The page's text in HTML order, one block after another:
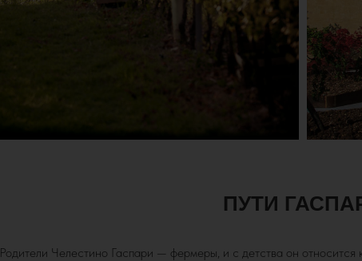
ПУТИ
Родители Челестино Гаспари — фермеры, и с детства он